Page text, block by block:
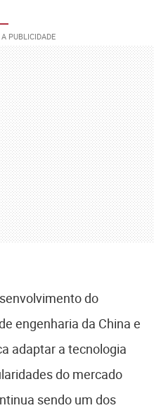
do
engenharia da China e
adaptar a tecnologia
do mercado
sendo um dos